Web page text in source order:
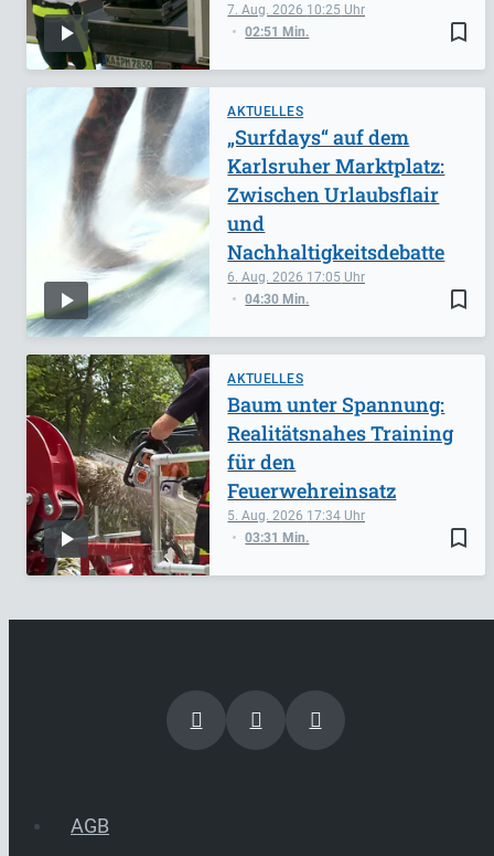
bookmark_border
7. Aug. 2026 10:25
02:51 Min.
AKTUELLES
bookmark_border
6. Aug. 2026 17:05
04:30 Min.
„Surfdays“ auf dem
Karlsruher Marktplatz:
Zwischen Urlaubsflair
und
Nachhaltigkeitsdebatte
AKTUELLES
bookmark_border
5. Aug. 2026 17:34
03:31 Min.
Baum unter Spannung:
Realitätsnahes Training
für den
Feuerwehreinsatz
AGB